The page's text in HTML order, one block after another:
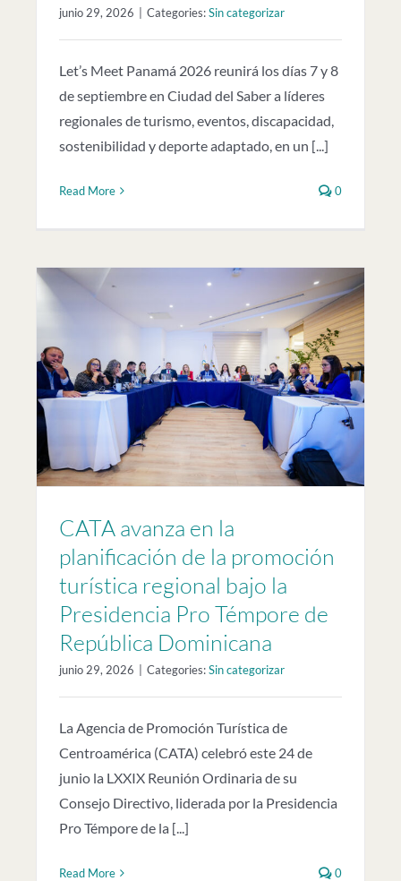
junio 29, 2026 Categories:Sin categorizar
Let’s Meet Panamá 2026 reunirá los días 7 y 8
de septiembre en Ciudad del Saber a líderes
regionales de turismo, eventos, discapacidad,
sostenibilidad y deporte adaptado, en un [...]
Read More 0
CATA avanza en la
planificación de la promoción
turística regional bajo la
Presidencia Pro Témpore de
República Dominicana
junio 29, 2026 Categories:Sin categorizar
La Agencia de Promoción Turística de
Centroamérica (CATA) celebró este 24 de
junio la LXXIX Reunión Ordinaria de su
Consejo Directivo, liderada por la Presidencia
Pro Témpore de la [...]
Read More 0